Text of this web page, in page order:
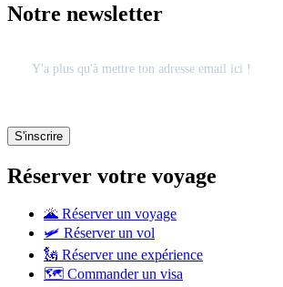
Notre newsletter
Réserver votre voyage
🌋 Réserver un voyage
🛩 Réserver un vol
🗽 Réserver une expérience
🗺 Commander un visa